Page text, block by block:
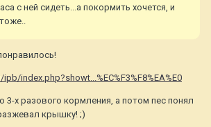
с ней сидеть...а покормить хочется, и
index.php?showt...%EC%F3%F8%EA%E0
3-х разового кормления, а потом пес понял
крышку! ;)